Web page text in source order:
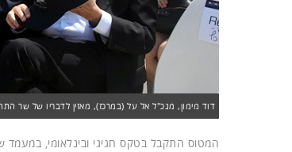
דוד מימון, מנכ"ל אל על (במרכז), מאזין לדבריו של שר
המטוס התקבל בטקס חגיגי ובינלאומי,